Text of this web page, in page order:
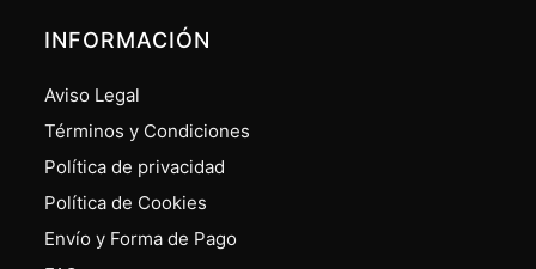
INFORMACIÓN
Aviso Legal
Términos y Condiciones
Política de privacidad
Política de Cookies
Envío y Forma de Pago